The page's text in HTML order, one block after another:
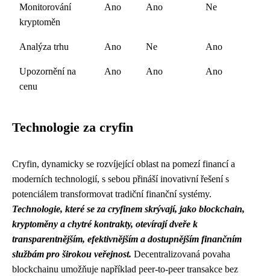
Monitorování
kryptoměn
Ano Ano Ne
Analýza trhu Ano Ne Ano
Upozornění na
cenu
Ano Ano Ano
Technologie za cryfin
Cryfin, dynamicky se rozvíjející oblast na pomezí financí a
moderních technologií, s sebou přináší inovativní řešení s
potenciálem transformovat tradiční finanční systémy.
Technologie, které se za cryfinem skrývají, jako blockchain,
kryptoměny a chytré kontrakty, otevírají dveře k
transparentnějším, efektivnějším a dostupnějším finančním
službám pro širokou veřejnost. Decentralizovaná povaha
blockchainu umožňuje například peer-to-peer transakce bez